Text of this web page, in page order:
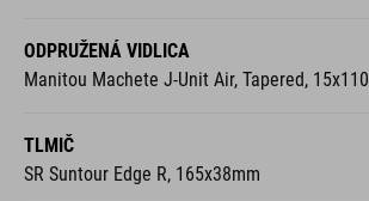
ODPRUŽENÁ VIDLICA
Manitou Machete J-Unit Air, Tapered,
TLMIČ
SR Suntour Edge R, 165x38mm